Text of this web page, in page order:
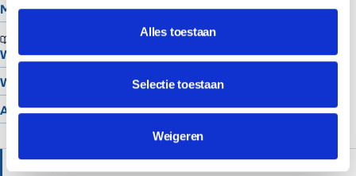
Alles toestaan
Selectie toestaan
Weigeren
Meta Snippet Generator
Website voor schilders
Website voor hoveniers
Alle branches
HULP NODIG?